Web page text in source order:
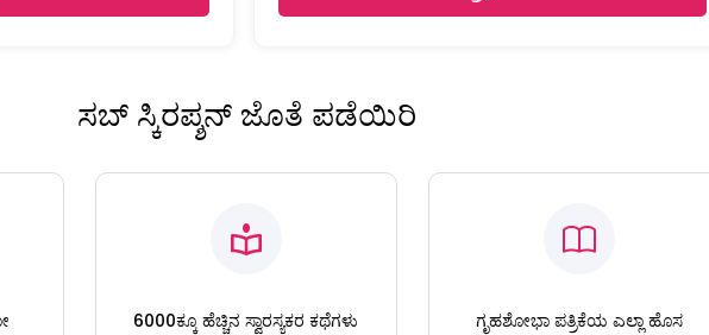
ಸಬ್ ಸ್ಕಿರಪ್ಶನ್ ಜೊತೆ ಪಡೆಯಿರಿ
6000ಕ್ಕೂ ಹೆಚ್ಚಿನ ಸ್ವಾರಸ್ಯಕರ ಕಥೆಗಳು ಗೃಹಶೋಭಾ ಪತ್ರಿಕೆಯ ಎಲ್ಲಾ ಹೊಸ